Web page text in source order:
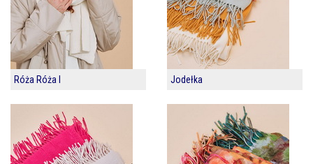
Róża Róża I Jodełka